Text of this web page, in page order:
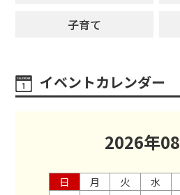
子育て
イベントカレンダー
2026年08
日 月 火 水